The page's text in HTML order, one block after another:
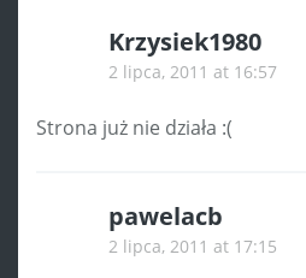
Krzysiek1980
2 lipca, 2011 at 16:57
Strona już nie działa :(
pawelacb
2 lipca, 2011 at 17:15